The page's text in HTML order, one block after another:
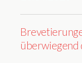
überwiegend